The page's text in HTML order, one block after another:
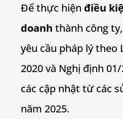
Để thực hiện điều
doanh thành công
yêu cầu pháp lý theo
2020 và Nghị định
các cập nhật từ các
năm 2025.